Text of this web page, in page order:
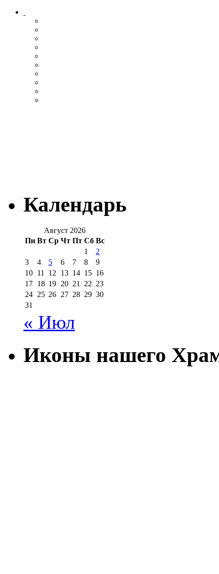
Календарь
Август 2026
Пн Вт Ср Чт Пт Сб Вс
1
2
3
4 5 6 7 8
9
10 11 12 13 14 15 16
17 18 19 20 21 22 23
24 25 26 27 28 29 30
31
« Июл
Иконы нашего